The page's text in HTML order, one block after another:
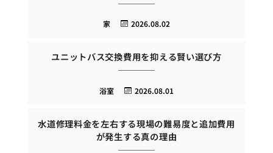
2026.08.02
家
ユニットバス交換費用を抑える賢い選び方
2026.08.01
浴室
水道修理料金を左右する現場の難易度と追加費用
が発生する真の理由